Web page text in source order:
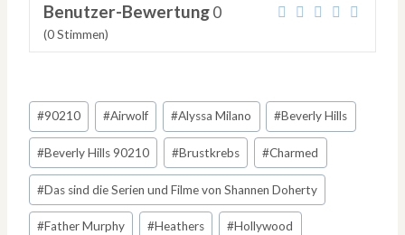
Benutzer-Bewertung0
(0Stimmen)
Schlagworte:
#90210 #Airwolf #Alyssa Milano #Beverly Hills
#Beverly Hills 90210 #Brustkrebs #Charmed
#Das sind die Serien und Filme von Shannen Doherty
#Father Murphy #Heathers #Hollywood